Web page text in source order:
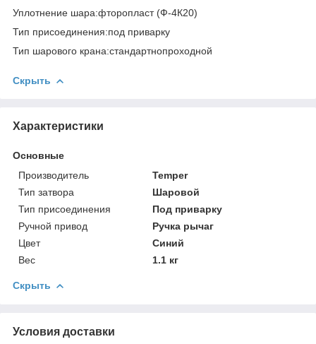
Уплотнение шара:фторопласт (Ф-4К20)
Тип присоединения:под приварку
Тип шарового крана:стандартнопроходной
Скрыть
Характеристики
Основные
Производитель
Temper
Тип затвора
Шаровой
Тип присоединения
Под приварку
Ручной привод
Ручка рычаг
Цвет
Синий
Вес
1.1 кг
Скрыть
Условия доставки